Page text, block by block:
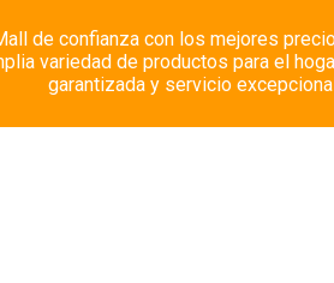
de confianza con los mejores
variedad de productos para el
garantizada y servicio